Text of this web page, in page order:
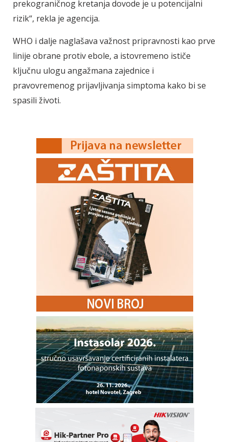
prekograničnog kretanja dovode je u potencijalni
rizik“, rekla je agencija.
WHO i dalje naglašava važnost pripravnosti kao prve
linije obrane protiv ebole, a istovremeno ističe
ključnu ulogu angažmana zajednice i
pravovremenog prijavljivanja simptoma kako bi se
spasili životi.